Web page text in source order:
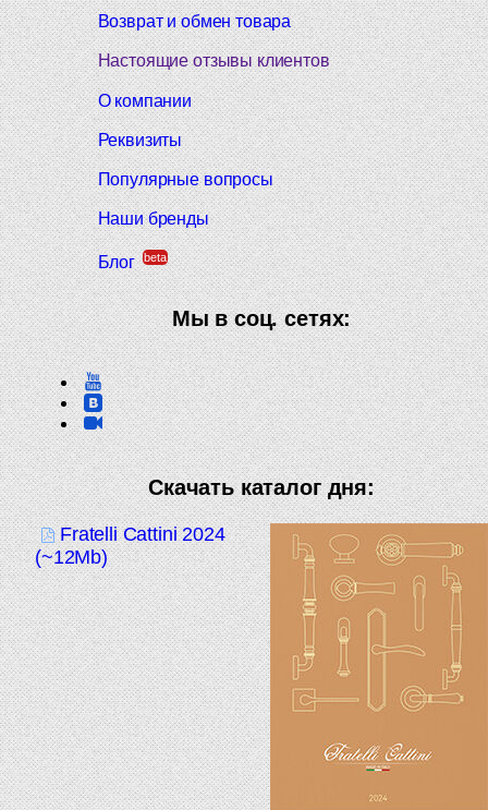
Возврат и обмен товара
Настоящие отзывы клиентов
О компании
Реквизиты
Популярные вопросы
Наши бренды
Блог beta
Мы в соц. сетях:
Скачать каталог дня:
Fratelli Cattini 2024
(~12Mb)